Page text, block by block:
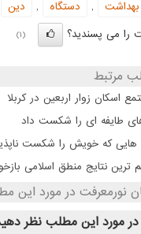
بهداشت , دستگاه ,
دین
را می پسندید؟
(1)
مرتبط
اسکان زوار اربعین در کربلا
طایفه ای را شکست داد
هایی که خویش را شکست
ترین نتایج منطق اسلامی
نورمعرفت در مورد این
در مورد این مطلب نظر